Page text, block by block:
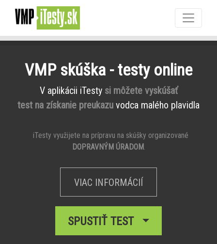
VMP skúška - testy online
V aplikácii iTesty si môžete vyskúšať
test na získanie preukazu vodca malého plavidla
iTesty využijete na prípravu na skúšky organizované
DOPRAVNÝM ÚRADOM.
VIAC INFORMÁCIÍ
SPUSTIŤ TEST